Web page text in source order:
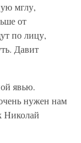
мглу,
от
по лицу,
Давит
явью.
нужен нам
Николай